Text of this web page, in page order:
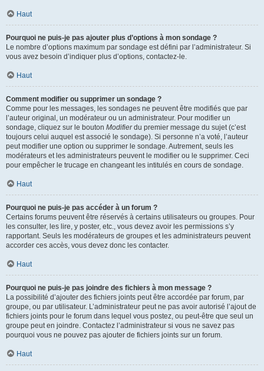
Haut
Pourquoi ne puis-je pas ajouter plus d’options à mon sondage ?
Le nombre d’options maximum par sondage est défini par l’administrateur. Si
vous avez besoin d’indiquer plus d’options, contactez-le.
Haut
Comment modifier ou supprimer un sondage ?
Comme pour les messages, les sondages ne peuvent être modifiés que par
l’auteur original, un modérateur ou un administrateur. Pour modifier un
sondage, cliquez sur le bouton Modifierdu premier message du sujet (c’est
toujours celui auquel est associé le sondage). Si personne n’a voté, l’auteur
peut modifier une option ou supprimer le sondage. Autrement, seuls les
modérateurs et les administrateurs peuvent le modifier ou le supprimer. Ceci
pour empêcher le trucage en changeant les intitulés en cours de sondage.
Haut
Pourquoi ne puis-je pas accéder à un forum ?
Certains forums peuvent être réservés à certains utilisateurs ou groupes. Pour
les consulter, les lire, y poster, etc., vous devez avoir les permissions s’y
rapportant. Seuls les modérateurs de groupes et les administrateurs peuvent
accorder ces accès, vous devez donc les contacter.
Haut
Pourquoi ne puis-je pas joindre des fichiers à mon message ?
La possibilité d’ajouter des fichiers joints peut être accordée par forum, par
groupe, ou par utilisateur. L’administrateur peut ne pas avoir autorisé l’ajout de
fichiers joints pour le forum dans lequel vous postez, ou peut-être que seul un
groupe peut en joindre. Contactez l’administrateur si vous ne savez pas
pourquoi vous ne pouvez pas ajouter de fichiers joints sur un forum.
Haut